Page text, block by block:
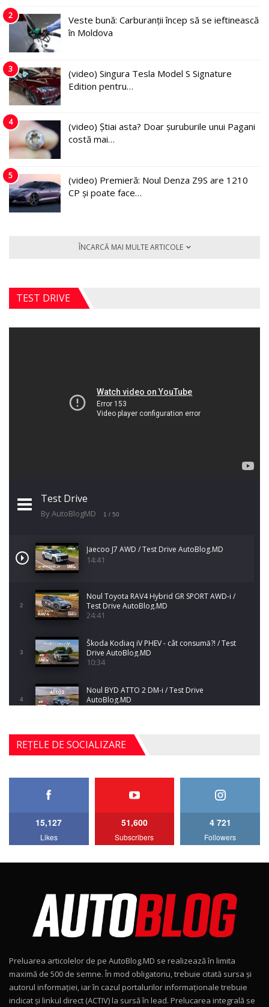
2
Veste bună: Carburanții încep să se ieftinească
în Moldova
3
(video) Singura Tesla Model S Signature
Edition pentru…
4
(video) Știai asta? Doar șuruburile unui Pagani
costă mai…
5
(video) Premieră: Noul Denza Z9S are 1210
CP și poate face…
ÎNCARCĂ MAI MULTE ARTICOLE
TEST DRIVE
Test Drive
By AutoBlogMD 1 / 50
Jaecoo J7 AWD / Test Drive AutoBlog.MD
14:41
2
Noul Toyota RAV4 Hybrid GR SPORT AWD-i /
Test Drive AutoBlog.MD
24:41
3
Škoda Kodiaq iV PHEV - cât consumă?! / Test
Drive AutoBlog.MD
10:34
4
Noul BYD ATTO 2 DM-i / Test Drive
AutoBlog.MD
17:35
5
Noul Mercedes-Benz S-Class facelift (S 580
4MATIC V223) / Test Drive AutoBlog.MD
27:33
AutoBlog.MD
15:08
Noul Geely EX2 / Test Drive AutoBlog.MD
15:22
Mercedes-AMG E 53 HYBRID 4MATIC+ / Test
Drive AutoBlog.MD
16:27
REȚELE DE SOCIALIZARE
15,127
Likes
51,600
Subscribers
4 721
Followers
Preluarea articolelor de pe AutoBlog.MD se realizează în limita
maximă de 500 de semne. În mod obligatoriu, trebuie citată sursa și
autorul informației, iar în cazul portalurilor informaționale trebuie
indicat și linkul direct (ACTIV) la sursă în lead. Prelucarea integrală se